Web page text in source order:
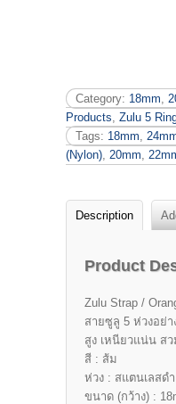
Category: 18mm
Products Zulu 5
Tags: 18mm
(Nylon) 20mm
Description
Product
Zulu Strap /
สายซูลู 5 ห่วงอย่
สูง เหนียวแน่น ส
สี : ส้ม
ห่วง : สแตนเลสด
ขนาด (กว้าง) :